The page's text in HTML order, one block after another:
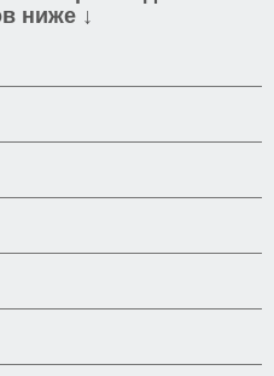
ниже ↓